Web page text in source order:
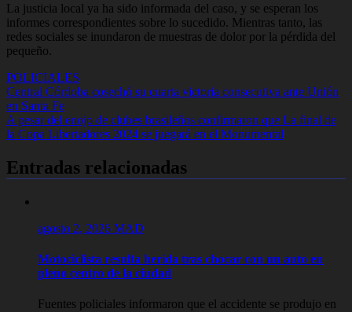
La justicia local ya ha sido informada del caso, y se esperan los
informes correspondientes sobre lo sucedido. Mientras tanto, las
redes sociales se inundaron de muestras de dolor por la pérdida del
pequeño.
POLICIALES
Navegación
de
entradas
Central Córdoba cosechó su cuarta victoria consecutiva ante Unión
en Santa Fe
A pesar del enojo de clubes brasileños confirmaron que La final de
la Copa Libertadores 2024 se juegará en el Monumental
Entradas relacionadas
agosto 2, 2026 MAD
Motociclista resulta herida tras chocar con un auto en
pleno centro de la ciudad
Fuentes policiales informaron que el accidente se produjo en